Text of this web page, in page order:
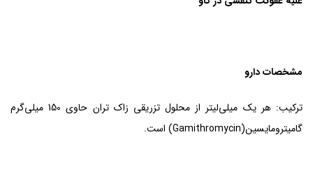
مشخصات دارو
ترکیب: هر یک میلی‌لیتر از محلول تزریقی زاک تران حاوی 150 میلی‌گرم
گامیترومایسین(Gamithromycin) است.